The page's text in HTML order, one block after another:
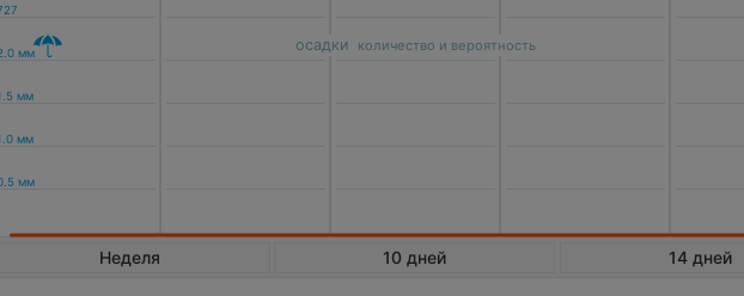
осадки количество и вероятность
Неделя 10 дней 14 дней